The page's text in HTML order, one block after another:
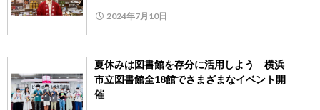
2024年7月10日
夏休みは図書館を存分に活用しよう 横浜
市立図書館全18館でさまざまなイベント開
催